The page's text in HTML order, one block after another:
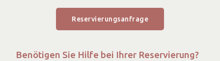
Reservierungsanfrage
Benötigen Sie Hilfe bei Ihrer Reservierung?